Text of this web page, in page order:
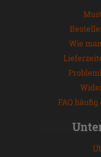
Wie
FAQ